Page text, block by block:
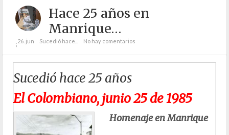
Hace 25 años en
Manrique…
;26. jun Sucedió hace... No hay comentarios
Sucedió hace 25 años
El Colombiano, junio 25 de 1985
Homenaje en Manrique